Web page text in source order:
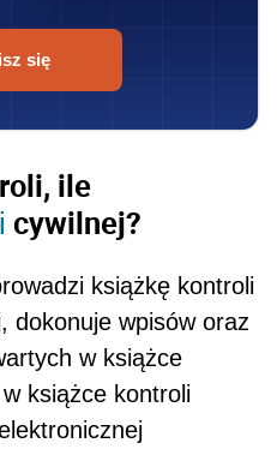
się
ile
cywilnej?
książkę kontroli
dokonuje wpisów oraz
w książce
książce kontroli